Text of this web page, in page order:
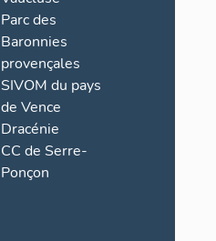
Parc des
Baronnies
provençales
SIVOM du pays
de Vence
Dracénie
CC de Serre-
Ponçon